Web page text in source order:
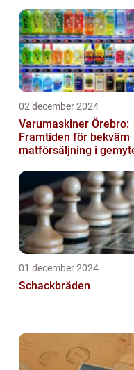
02 december 2024
Varumaskiner Örebro:
Framtiden för bekväm
matförsäljning i
01 december 2024
Schackbräden